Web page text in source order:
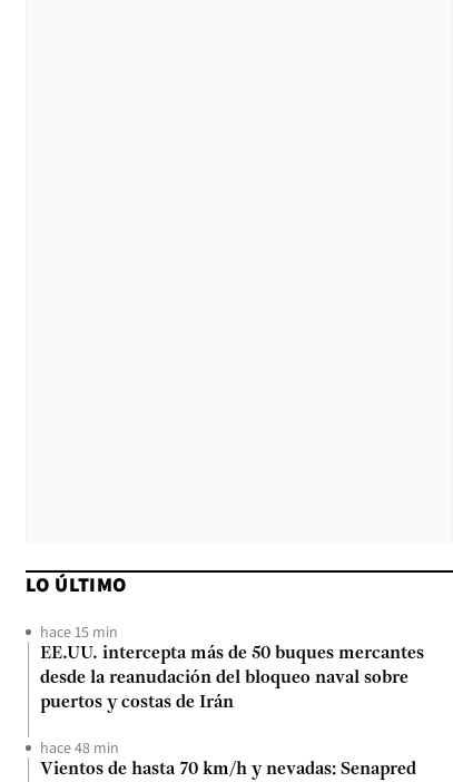
LO ÚLTIMO
hace 15 min
EE.UU. intercepta más de 50 buques mercantes
desde la reanudación del bloqueo naval sobre
puertos y costas de Irán
hace 48 min
Vientos de hasta 70 km/h y nevadas: Senapred